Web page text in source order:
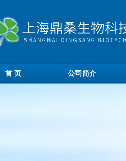
首 页 公司简介